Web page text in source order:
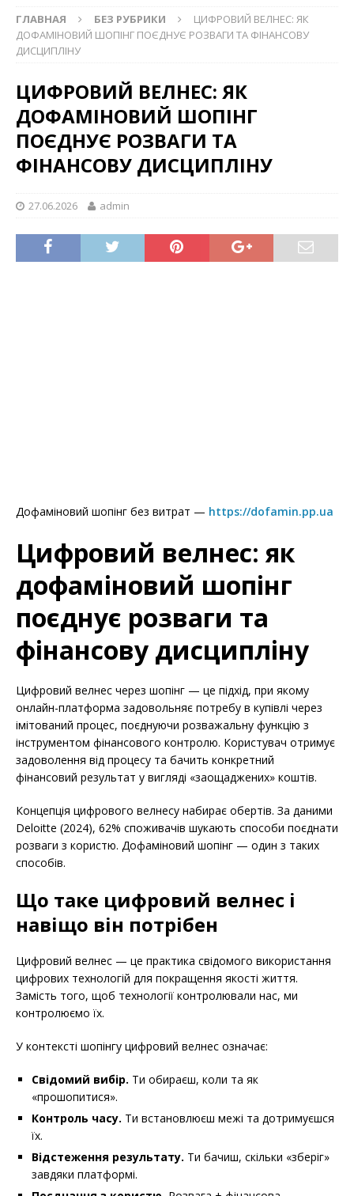
ГЛАВНАЯ БЕЗ РУБРИКИ
ЦИФРОВИЙ ВЕЛНЕС: ЯК
ДОФАМІНОВИЙ ШОПІНГ ПОЄДНУЄ РОЗВАГИ ТА ФІНАНСОВУ
ДИСЦИПЛІНУ
ЦИФРОВИЙ ВЕЛНЕС: ЯК
ДОФАМІНОВИЙ ШОПІНГ
ПОЄДНУЄ РОЗВАГИ ТА
ФІНАНСОВУ ДИСЦИПЛІНУ
27.06.2026 admin
Дофаміновий шопінг без витрат — https://dofamin.pp.ua
Цифровий велнес: як
дофаміновий шопінг
поєднує розваги та
фінансову дисципліну
Цифровий велнес через шопінг — це підхід, при якому
онлайн-платформа задовольняє потребу в купівлі через
імітований процес, поєднуючи розважальну функцію з
інструментом фінансового контролю. Користувач отримує
задоволення від процесу та бачить конкретний
фінансовий результат у вигляді «заощаджених» коштів.
Концепція цифрового велнесу набирає обертів. За даними
Deloitte (2024), 62% споживачів шукають способи поєднати
розваги з користю. Дофаміновий шопінг — один з таких
способів.
Що таке цифровий велнес і
навіщо він потрібен
Цифровий велнес — це практика свідомого використання
цифрових технологій для покращення якості життя.
Замість того, щоб технології контролювали нас, ми
контролюємо їх.
У контексті шопінгу цифровий велнес означає:
Свідомий вибір. Ти обираєш, коли та як
«прошопитися».
Контроль часу. Ти встановлюєш межі та дотримуєшся
їх.
Відстеження результату. Ти бачиш, скільки «зберіг»
завдяки платформі.